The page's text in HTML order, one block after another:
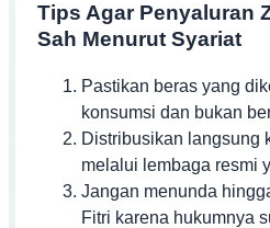
Tips Agar Penyaluran
Sah Menurut Syariat
Pastikan beras yang
konsumsi dan bukan
Distribusikan langsung
melalui lembaga resmi
Jangan menunda
Fitri karena hukumnya